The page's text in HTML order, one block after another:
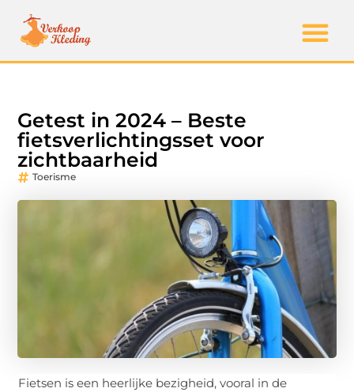
Getest in 2024 – Beste
fietsverlichtingsset voor
zichtbaarheid
Toerisme
Fietsen is een heerlijke bezigheid, vooral in de